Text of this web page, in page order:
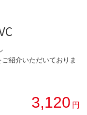
紹介いただいておりま
3,120 円